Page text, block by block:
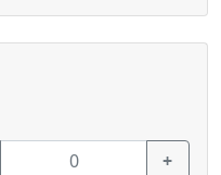
+